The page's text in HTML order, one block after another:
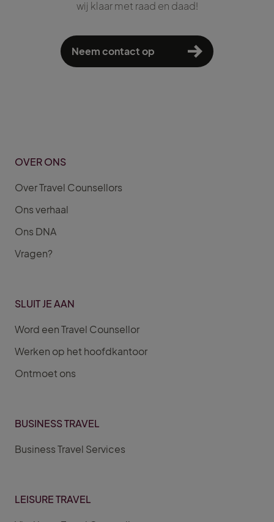
wij klaar met raad en daad!
Neem contact op
OVER ONS
Over Travel Counsellors
Ons verhaal
Ons DNA
Vragen?
SLUIT JE AAN
Word een Travel Counsellor
Werken op het hoofdkantoor
Ontmoet ons
BUSINESS TRAVEL
Business Travel Services
LEISURE TRAVEL